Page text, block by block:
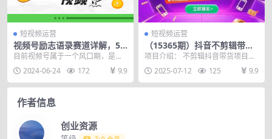
短视频运营
视频号励志语录赛道详解，5
分钟一条，条条原创，轻松赚
目前视频号属于一个风口期，是普
通人入局的最佳时机，就像早些时
候的抖音一样，基本上...
2024-06-24 172 9.9
短视频运营
（15365期）抖音不剪辑带货
课，账号快速起量，爆品视频
项目介绍： 不剪辑抖音带货项目介
绍 不需要剪辑视频，不需要做数
据，不需要黑科技，...
2025-07-12 125 9.9
作者信息
创业资源